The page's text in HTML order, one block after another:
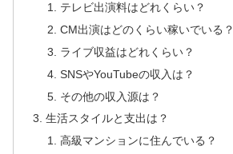
テレビ出演料はどれくらい？
CM出演はどのくらい稼いでいる？
ライブ収益はどれくらい？
SNSやYouTubeの収入は？
その他の収入源は？
生活スタイルと支出は？
高級マンションに住んでいる？